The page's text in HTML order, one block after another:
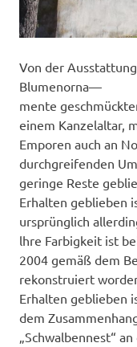
Von der
Blumenorna—
mente
einem Kanzelaltar,
Emporen auch an
durchgreifenden
geringe Reste
Erhalten geblieben
ursprünglich
lhre Farbigkeit ist
2004 gemäß dem
rekonstruiert
Erhalten geblieben
dem
„Schwalbennest“